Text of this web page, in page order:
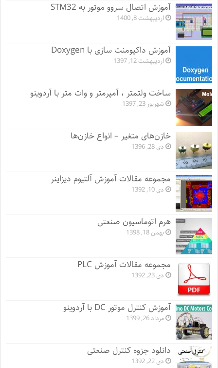
آموزش اتصال سروو موتور به STM32
اردیبهشت 8, 1400
آموزش داکیومنت سازی با Doxygen
اردیبهشت 12, 1397
ساخت ولتمتر ، آمپرمتر و وات متر با آردوینو
شهریور 23, 1397
خازن‌های متغیر – انواع خازن‌ها
دی 28, 1396
مجموعه مقالات آموزش آلتیوم دیزاینر
دی 10, 1392
هرم اتوماسیون صنعتی
بهمن 18, 1398
مجموعه مقالات آموزش PLC
دی 23, 1392
آموزش کنترل موتور DC با آردوینو
مرداد 26, 1399
دانلود جزوه کنترل صنعتی
دی 22, 1392